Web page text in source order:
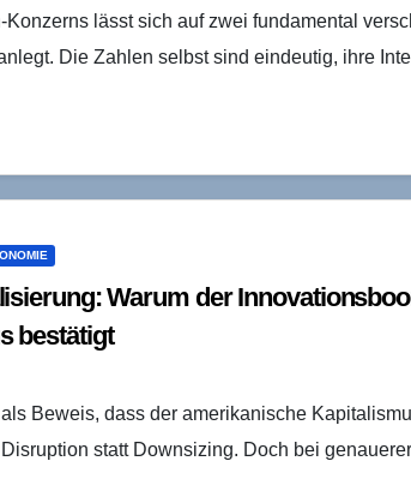
lässt sich auf zwei fundamental
Die Zahlen selbst sind eindeutig, ihre
Warum der
bestätigt
Beweis, dass der amerikanische
statt Downsizing. Doch bei